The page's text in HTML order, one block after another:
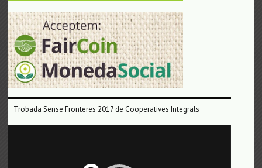
Trobada Sense Fronteres 2017 de Cooperatives Integrals